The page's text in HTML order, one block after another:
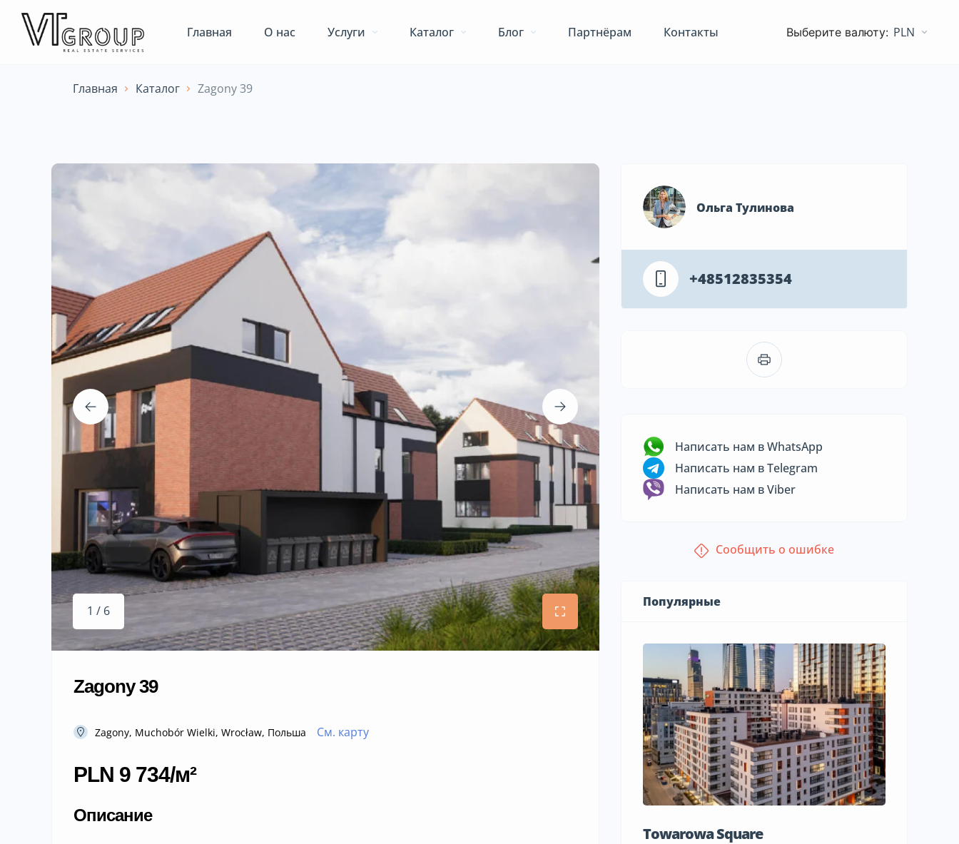
Главная О нас Услуги Каталог Блог Партнёрам Контакты PLN
Главная Каталог Zagony 39
1 / 6
Zagony 39
Zagony, Muchobór Wielki, Wrocław, Польша См. карту
PLN 9 734/м²
Описание
Ольга Тулинова
+48512835354
Написать нам в WhatsApp
Написать нам в Telegram
Написать нам в Viber
Сообщить о ошибке
Популярные
Towarowa Square